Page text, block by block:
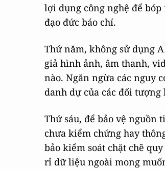
lợi dụng công nghệ để
đạo đức báo chí.
Thứ năm, không sử dụng
giả hình ảnh, âm thanh,
nào. Ngăn ngừa các nguy
danh dự của các đối tượng
Thứ sáu, để bảo vệ
chưa kiểm chứng hay
bảo kiểm soát chặt chẽ
rỉ dữ liệu ngoài mong